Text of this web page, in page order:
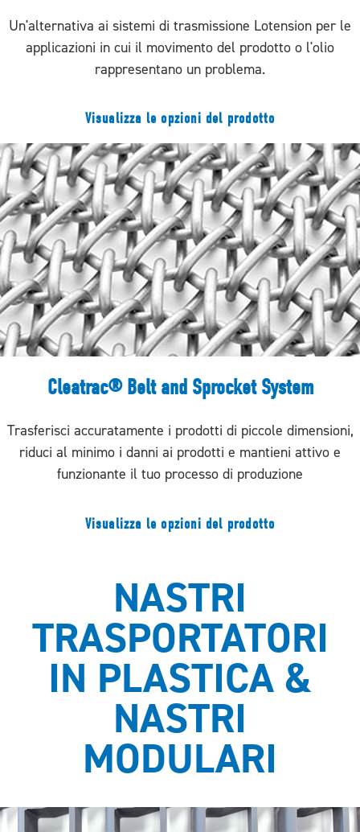
Un'alternativa ai sistemi di trasmissione Lotension per le
applicazioni in cui il movimento del prodotto o l'olio
rappresentano un problema.
Visualizza le opzioni del prodotto
Cleatrac® Belt and Sprocket System
Trasferisci accuratamente i prodotti di piccole dimensioni,
riduci al minimo i danni ai prodotti e mantieni attivo e
funzionante il tuo processo di produzione
Visualizza le opzioni del prodotto
NASTRI
TRASPORTATORI
IN PLASTICA &
NASTRI
MODULARI